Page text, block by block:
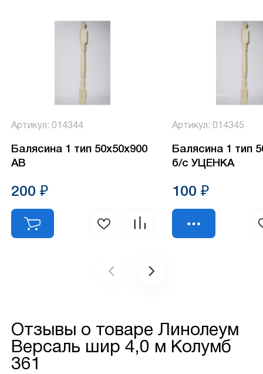
Артикул: 014344
Балясина 1 тип 50х50х900
АВ
200 ₽
Артикул: 014345
Балясина 1 тип
б/с УЦЕНКА
100 ₽
Отзывы о товаре Линолеум
Версаль шир 4,0 м Колумб
361